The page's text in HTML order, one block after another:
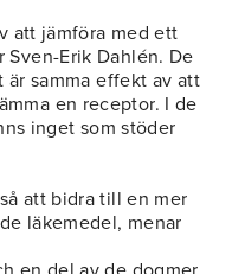
att jämföra med ett
Erik Dahlén. De
samma effekt av att
en receptor. I de
inget som stöder
att bidra till en mer
läkemedel, menar